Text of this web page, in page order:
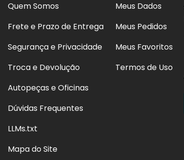
Quem Somos
Frete e Prazo de Entrega
Segurança e Privacidade
Troca e Devolução
Autopeças e Oficinas
Dúvidas Frequentes
LLMs.txt
Mapa do Site
Meus Dados
Meus Pedidos
Meus Favoritos
Termos de Uso